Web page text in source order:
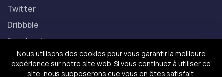
Linkedin
Copyright © Anousdevoir.com Tous droits réservés.
Mentions légales
Nous utilisons des cookies pour vous garantir la meilleure
expérience sur notre site web. Si vous continuez à utiliser ce
site, nous supposerons que vous en êtes satisfait.